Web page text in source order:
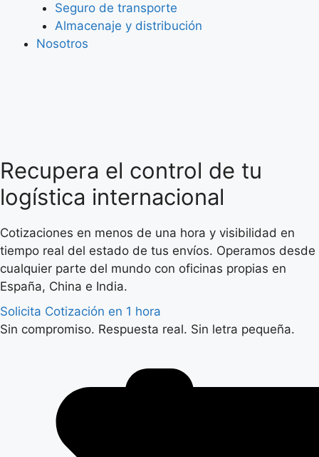
contenido
Seguro de transporte
Almacenaje y distribución
Nosotros
Recupera el control de tu
logística internacional
Cotizaciones en menos de una hora y visibilidad en
tiempo real del estado de tus envíos. Operamos desde
cualquier parte del mundo con oficinas propias en
España, China e India.
Solicita Cotización en 1 hora
Sin compromiso. Respuesta real. Sin letra pequeña.